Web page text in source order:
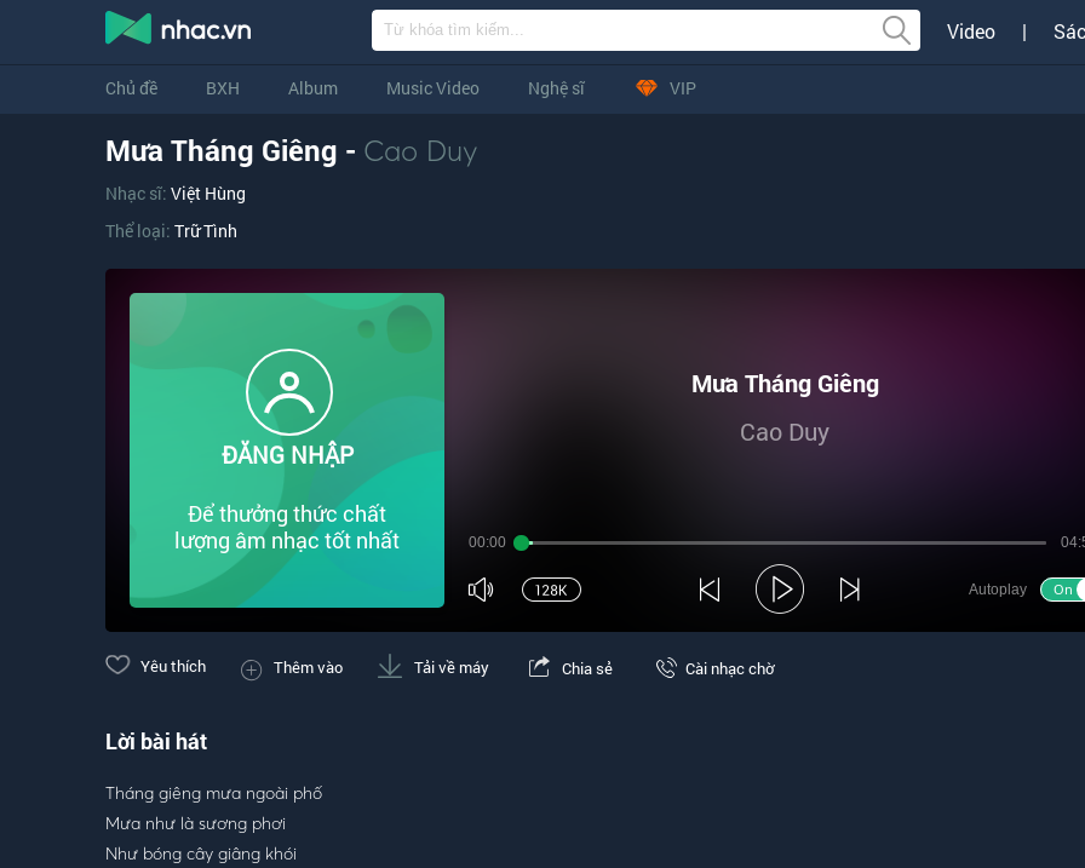
Video |
Chủ đề BXH Album Music Video Nghệ sĩ VIP
Mưa Tháng Giêng - Cao Duy
Nhạc sĩ: Việt Hùng
Thể loại: Trữ Tình
Mưa Tháng Giêng
Cao Duy
00:00
Autoplay
ĐĂNG NHẬP
Để thưởng thức chất
lượng âm nhạc tốt nhất
Yêu thích Thêm vào Tải về máy Chia sẻ Cài nhạc chờ
Lời bài hát
Tháng giêng mưa ngoài phố
Mưa như là sương phơi
Như bóng cây giâng khói